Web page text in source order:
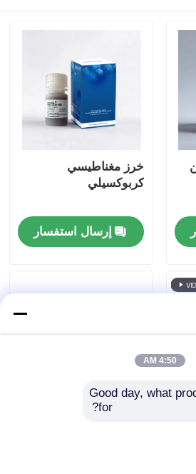
خرز مغناطيسي
كربوكسيلي
إرسال استفسار
4:50 AM
Good day, what
for?